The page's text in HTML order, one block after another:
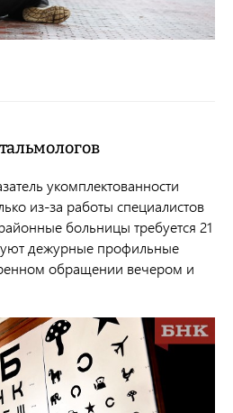
укомплектованности
из-за работы специалистов
больницы требуется 21
дежурные профильные
обращении вечером и